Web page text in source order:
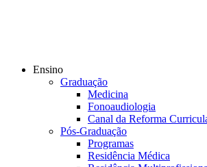
Ensino
Graduação
Medicina
Fonoaudiologia
Canal da Reforma
Pós-Graduação
Programas
Residência Médica